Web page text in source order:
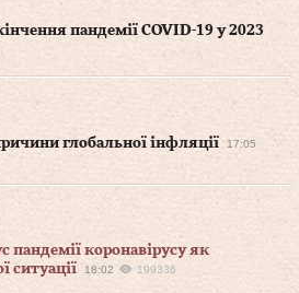
пандемії COVID-19 у 2023
глобальної інфляції
17:05
коронавірусу як
ситуації
18:02 199336